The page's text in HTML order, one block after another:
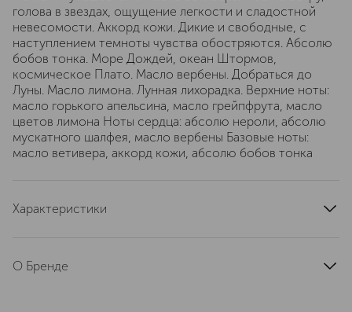
голова в звездах, ощущение легкости и сладостной
невесомости. Аккорд кожи. Дикие и свободные, с
наступлением темноты чувства обостряются. Абсолю
бобов тонка. Море Дождей, океан Штормов,
космическое Плато. Масло вербены. Добраться до
Луны. Масло лимона. Лунная лихорадка. Верхние ноты:
масло горького апельсина, масло грейпфрута, масло
цветов лимона Ноты сердца: абсолю нероли, абсолю
мускатного шалфея, масло вербены Базовые ноты:
масло ветивера, аккорд кожи, абсолю бобов тонка
Характеристики
артикул
О Бренде